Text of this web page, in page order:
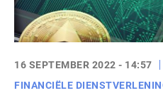
16 SEPTEMBER 2022 - 14:57
FINANCIËLE